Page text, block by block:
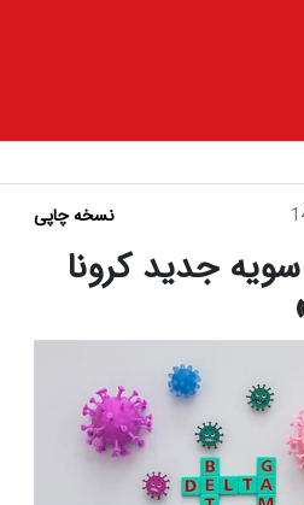
نسخه چاپی
سویه جدید کرونا